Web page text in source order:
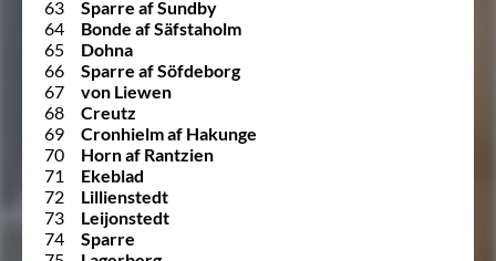
63
Sparre af Sundby
64
Bonde af Säfstaholm
65
Dohna
66
Sparre af Söfdeborg
67
von Liewen
68
Creutz
69
Cronhielm af Hakunge
70
Horn af Rantzien
71
Ekeblad
72
Lillienstedt
73
Leijonstedt
74
Sparre